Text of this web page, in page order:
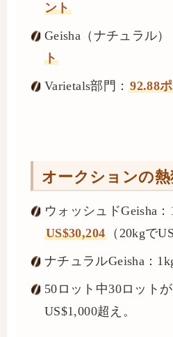
ント
Geisha（ナチュラル）
ト
Varietals部門：92.88
オークションの熱
ウォッシュドGeisha：
US$30,204 （20kgで
ナチュラルGeisha：
50ロット中30ロット
US$1,000超え。